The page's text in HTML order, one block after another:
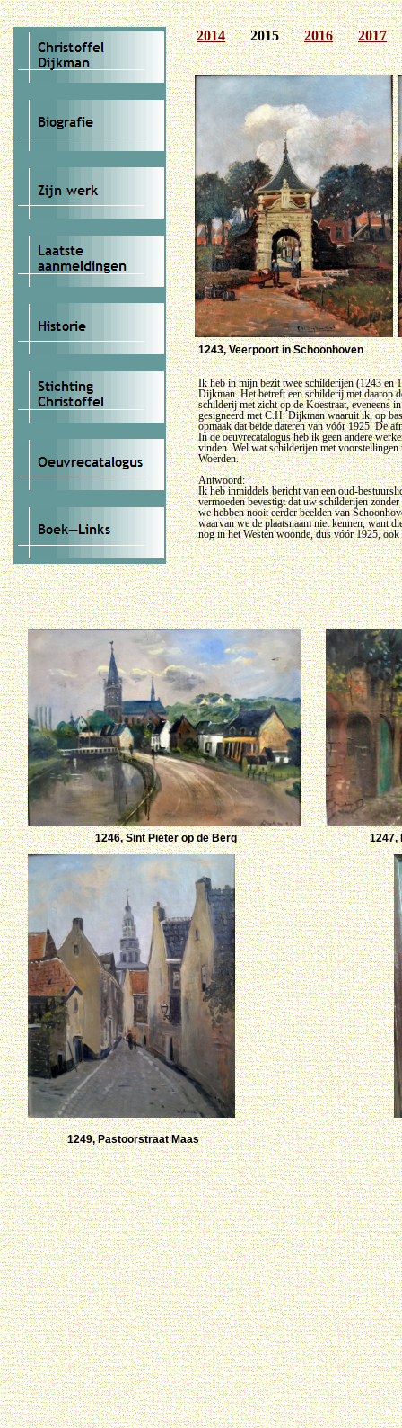
2014 2015 2016 2017
1243, Veerpoort in Schoonhoven
Ik heb in mijn bezit twee schilderijen (1243 en
Dijkman. Het betreft een schilderij met daarop
schilderij met zicht op de Koestraat, eveneens
gesigneerd met C.H. Dijkman waaruit ik, op
opmaak dat beide dateren van vóór 1925. De
In de oeuvrecatalogus heb ik geen andere
vinden. Wel wat schilderijen met
Woerden.
Antwoord:
Ik heb inmiddels bericht van een oud-
vermoeden bevestigt dat uw schilderijen
we hebben nooit eerder beelden van
waarvan we de plaatsnaam niet kennen, want
nog in het Westen woonde, dus vóór 1925,
1246, Sint Pieter op de Berg 1247,
1249, Pastoorstraat Maas